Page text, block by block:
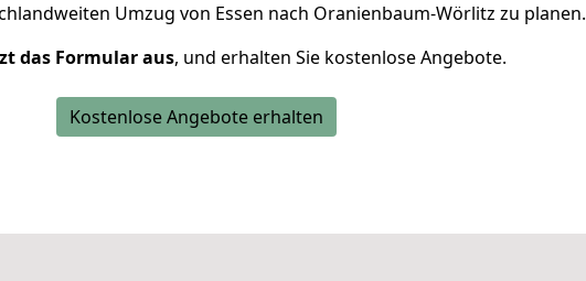
Umzug von Essen nach Oranienbaum-Wörlitz zu planen.
das Formular aus, und erhalten Sie kostenlose Angebote.
Kostenlose Angebote erhalten